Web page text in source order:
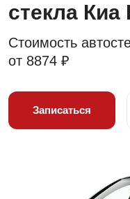
стекла Киа
Стоимость
от 8874 ₽
Записаться